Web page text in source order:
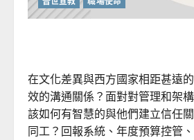
在文化差異與西方國家相距甚遠
效的溝通關係？面對對管理和架
該如何有智慧的與他們建立信任
同工？回報系統、年度預算控管